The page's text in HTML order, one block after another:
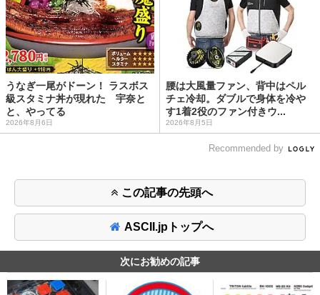
うなぎ一尾がドーン！ ラスボス
級スタミナ丼が現れた 宇奈と
と、やってる
2026年8月6日
腰は大風量ファン、背中はペル
チェ冷却。ダブルで身体を冷や
す1着2役のファン付きウ...
2026年8月5日
Recommended by
この記事の先頭へ
ASCII.jpトップへ
次にお勧めの記事